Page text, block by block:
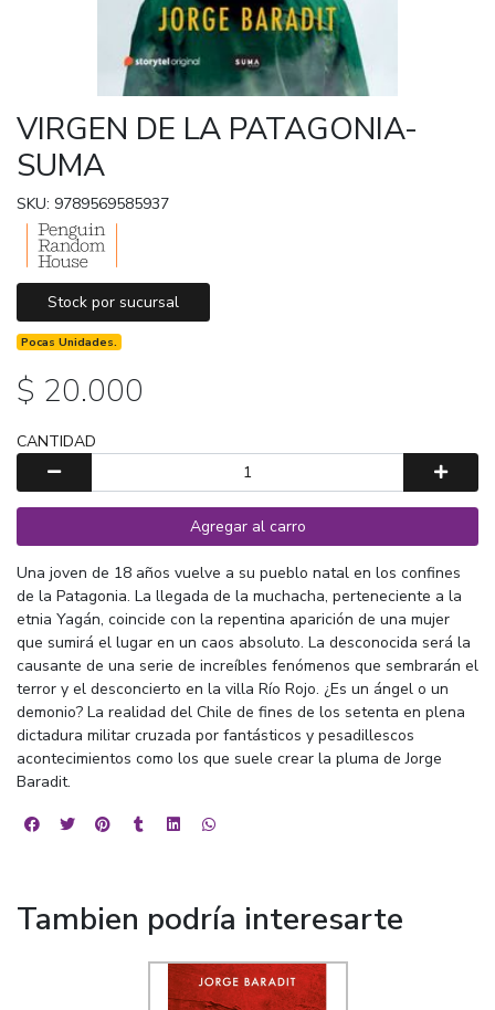
VIRGEN DE LA PATAGONIA-
SUMA
SKU: 9789569585937
Stock por sucursal
Pocas Unidades.
$ 20.000
CANTIDAD
Agregar al carro
Una joven de 18 años vuelve a su pueblo natal en los confines
de la Patagonia. La llegada de la muchacha, perteneciente a la
etnia Yagán, coincide con la repentina aparición de una mujer
que sumirá el lugar en un caos absoluto. La desconocida será la
causante de una serie de increíbles fenómenos que sembrarán el
terror y el desconcierto en la villa Río Rojo. ¿Es un ángel o un
demonio? La realidad del Chile de fines de los setenta en plena
dictadura militar cruzada por fantásticos y pesadillescos
acontecimientos como los que suele crear la pluma de Jorge
Baradit.
Tambien podría interesarte